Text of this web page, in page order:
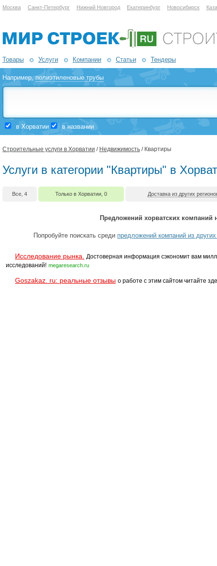
Москва Санкт-Петербург Нижний Новгород Екатеринбург Новосибирск
Товары Услуги Компании Статьи Тендеры
Например,полиэтиленовые трубы
в Хорватии в названии
Строительные услуги в Хорватии / Недвижимость / Квартиры
Услуги в категории "Квартиры" в
Все, 4 Только в Хорватии, 0 Доставка из других
Предложений хорватских компаний
Попробуйте поискать среди предложений компаний из
Исследование рынка.
Достоверная информация сэкономит вам
исследований! megaresearch.ru
Goszakaz. ru: реальные отзывы о работе с этим сайтом читайте